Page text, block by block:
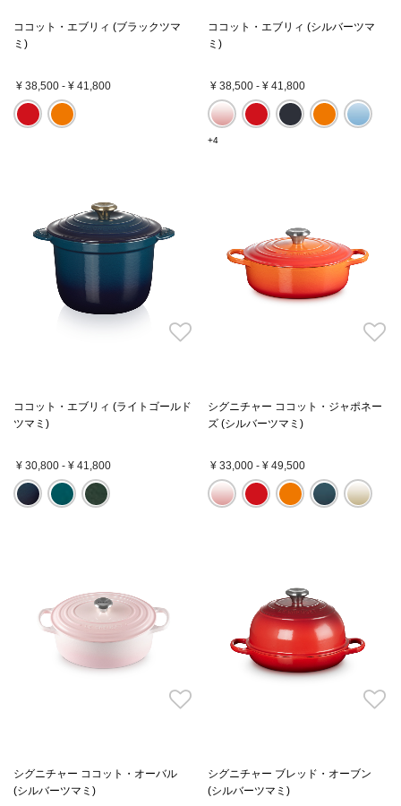
ココット・エブリィ (ブラックツマ
ミ)
¥ 38,500 - ¥ 41,800
ココット・エブリィ (シルバーツマ
ミ)
¥ 38,500-¥ 41,800
+4
ココット・エブリィ (ライトゴールド
ツマミ)
¥ 30,800 - ¥ 41,800
シグニチャー ココット・ジャポネー
ズ (シルバーツマミ)
¥ 33,000-¥ 49,500
シグニチャー ココット・オーバル
(シルバーツマミ)
シグニチャー ブレッド・オーブン
(シルバーツマミ)